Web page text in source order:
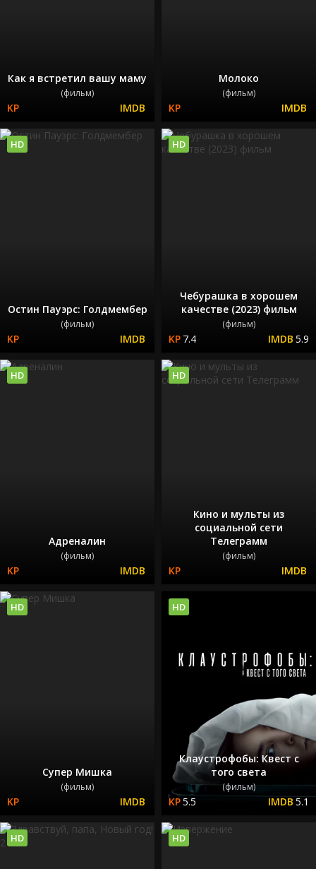
Как я встретил вашу маму
(фильм)
Молоко
(фильм)
Остин Пауэрс: Голдмембер
(фильм)
HD
Чебурашка в хорошем
качестве (2023) фильм
(фильм)
7.4 5.9
HD
Адреналин
(фильм)
HD
Кино и мульты из
социальной сети
Телеграмм
(фильм)
HD
Супер Мишка
(фильм)
HD
Клаустрофобы: Квест с
того света
(фильм)
5.5 5.1
HD
HD HD